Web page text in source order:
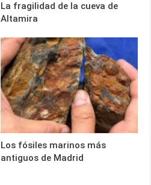
La fragilidad de la cueva de
Altamira
Los fósiles marinos más
antiguos de Madrid